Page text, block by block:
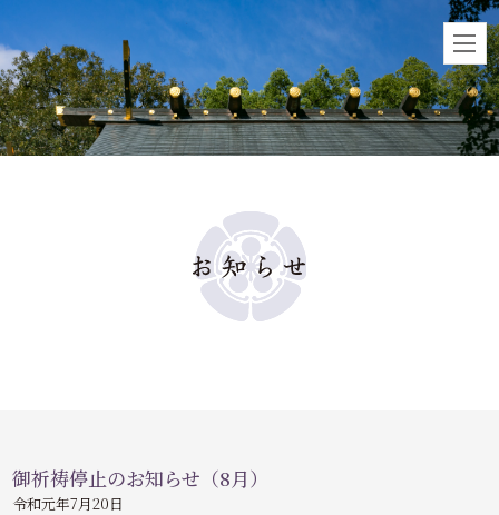
御祈祷停止のお知らせ（8月）
令和元年7月20日